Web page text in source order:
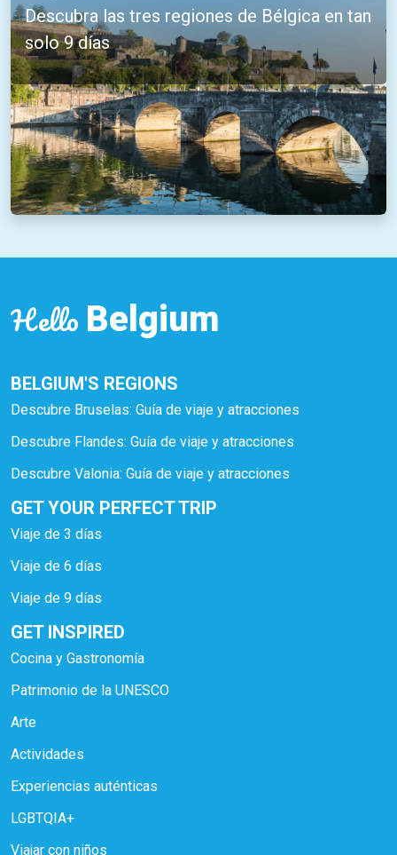
Descubra las tres regiones de Bélgica en tan
solo 9 días
Hello Belgium
BELGIUM'S REGIONS
Descubre Bruselas: Guía de viaje y atracciones
Descubre Flandes: Guía de viaje y atracciones
Descubre Valonia: Guía de viaje y atracciones
GET YOUR PERFECT TRIP
Viaje de 3 días
Viaje de 6 días
Viaje de 9 días
GET INSPIRED
Cocina y Gastronomía
Patrimonio de la UNESCO
Arte
Actividades
Experiencias auténticas
LGBTQIA+
Viajar con niños